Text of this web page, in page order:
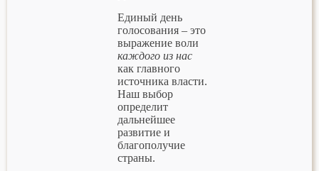
Единый день
голосования – это
выражение воли
каждого из нас
как главного
источника власти.
Наш выбор
определит
дальнейшее
развитие и
благополучие
страны.